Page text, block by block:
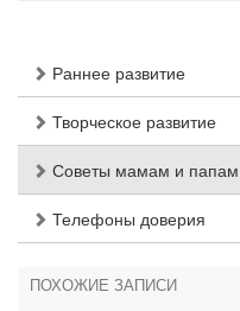
Раннее развитие
Творческое развитие
Советы мамам и папам
Телефоны доверия
ПОХОЖИЕ ЗАПИСИ